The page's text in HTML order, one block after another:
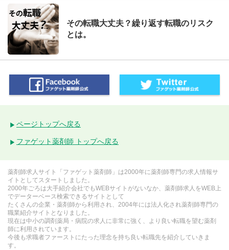
その転職大丈夫？繰り返す転職のリスク
とは。
ページトップへ戻る
ファゲット薬剤師 トップへ戻る
薬剤師求人サイト「ファゲット薬剤師」は2000年に薬剤師専門の求人情報サ
イトとしてスタートしました。
2000年ごろは大手紹介会社でもWEBサイトがないなか、薬剤師求人をWEB上
でデーターベース検索できるサイトとして
たくさんの企業・薬剤師から利用され、2004年には法人化され薬剤師専門の
職業紹介サイトとなりました。
現在は中小の調剤薬局・病院の求人に非常に強く、より良い転職を望む薬剤
師に利用されています。
今後も求職者ファーストにたった理念を持ち良い転職先を紹介していきま
す。